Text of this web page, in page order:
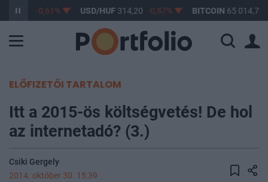
363,17 -0,61% USD/HUF314,20 -0,87% BITCOIN 65 014,72
ELŐFIZETŐI TARTALOM
Itt a 2015-ös költségvetés! De hol
az internetadó? (3.)
Csiki Gergely
2014. október 30. 15:39